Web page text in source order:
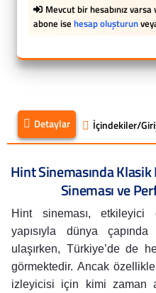
Mevcut bir hesabınız
abone ise hesap oluşturun
Detaylar İçindekiler/
Hint Sinemasında
Sineması ve
Hint sineması,
yapısıyla dünya
ulaşırken, Türkiye’de de
görmektedir. Ancak
izleyicisi için kimi zaman